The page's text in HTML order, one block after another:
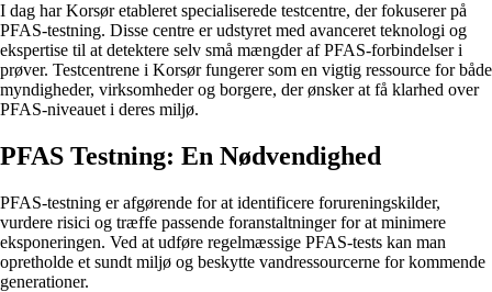
I dag har Korsør etableret specialiserede testcentre, der fokuserer på
PFAS-testning. Disse centre er udstyret med avanceret teknologi og
ekspertise til at detektere selv små mængder af PFAS-forbindelser i
prøver. Testcentrene i Korsør fungerer som en vigtig ressource for både
myndigheder, virksomheder og borgere, der ønsker at få klarhed over
PFAS-niveauet i deres miljø.
PFAS Testning: En Nødvendighed
PFAS-testning er afgørende for at identificere forureningskilder,
vurdere risici og træffe passende foranstaltninger for at minimere
eksponeringen. Ved at udføre regelmæssige PFAS-tests kan man
opretholde et sundt miljø og beskytte vandressourcerne for kommende
generationer.